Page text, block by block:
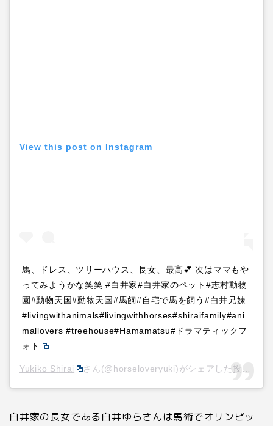
View this post on Instagram
馬、ドレス、ツリーハウス、長女、最高💕 次はママもや
ってみようかな笑笑 #白井家#白井家のペット#志村動物
園#動物天国#動物天国#馬飼#自宅で馬を飼う#白井兄妹
#livingwithanimals#livingwithhorses#shiraifamily#ani
mallovers #treehouse#Hamamatsu#ドラマティックフ
ォト
Yukiko Shirai さん(@horseloveryuki)がシェアした投稿 –
白井家の長女である白井ゆらさんは馬術でオリンピッ